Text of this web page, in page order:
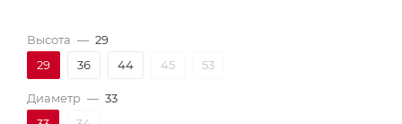
Высота — 29
29
36 44 45 53
Диаметр — 33